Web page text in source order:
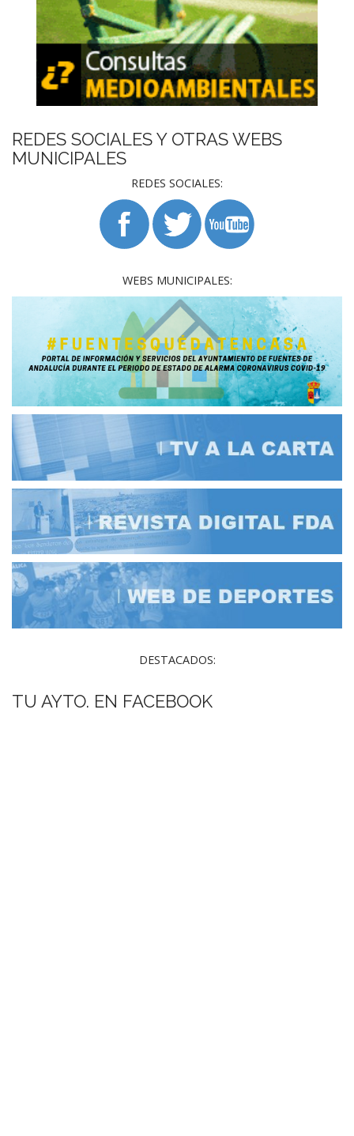
REDES SOCIALES Y OTRAS WEBS
MUNICIPALES
REDES SOCIALES:
WEBS MUNICIPALES:
DESTACADOS:
TU AYTO. EN FACEBOOK